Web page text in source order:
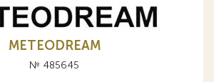
METEODREAM
№ 485645